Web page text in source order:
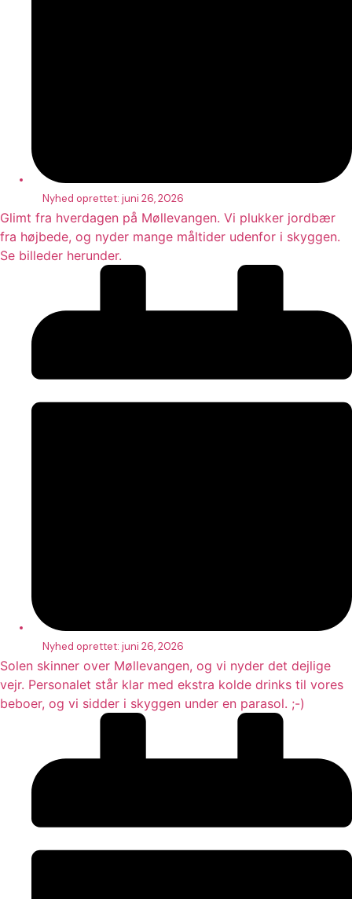
Nyhed oprettet: juni 26, 2026
Glimt fra hverdagen på Møllevangen. Vi plukker jordbær
fra højbede, og nyder mange måltider udenfor i skyggen.
Se billeder herunder.
Nyhed oprettet: juni 26, 2026
Solen skinner over Møllevangen, og vi nyder det dejlige
vejr. Personalet står klar med ekstra kolde drinks til vores
beboer, og vi sidder i skyggen under en parasol. ;-)